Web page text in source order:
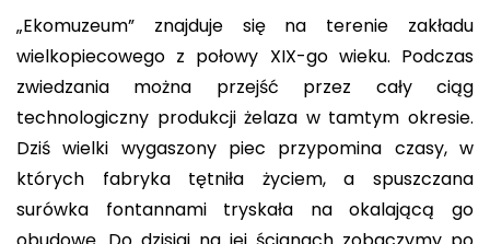
„Ekomuzeum” znajduje się na terenie zakładu
wielkopiecowego z połowy XIX-go wieku. Podczas
zwiedzania można przejść przez cały ciąg
technologiczny produkcji żelaza w tamtym okresie.
Dziś wielki wygaszony piec przypomina czasy, w
których fabryka tętniła życiem, a spuszczana
surówka fontannami tryskała na okalającą go